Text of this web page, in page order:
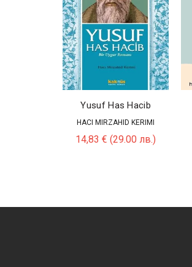
Yusuf Has Hacib
HACI MIRZAHID KERIMI
14,83€ (29.00 лв.)